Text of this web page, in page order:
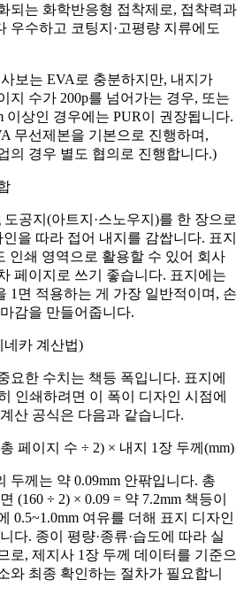
되는 화학반응형 접착제로, 접착력과
우수하고 코팅지·고평량 지류에도
보는 EVA로 충분하지만, 내지가
지 수가 200p를 넘어가는 경우, 또는
이상인 경우에는 PUR이 권장됩니다.
무선제본을 기본으로 진행하며,
의 경우 별도 협의로 진행합니다.)
도공지(아트지·스노우지)를 한 장으로
을 따라 접어 내지를 감쌉니다. 표지
인쇄 영역으로 활용할 수 있어 회사
페이지로 쓰기 좋습니다. 표지에는
1면 적용하는 게 가장 일반적이며, 손
감을 만들어줍니다.
네카 계산법)
요한 수치는 책등 폭입니다. 표지에
인쇄하려면 이 폭이 디자인 시점에
산 공식은 다음과 같습니다.
페이지 수 ÷ 2) × 내지 1장 두께(mm)
두께는 약 0.09mm 안팎입니다. 총
(160 ÷ 2) × 0.09 = 약 7.2mm 책등이
0.5~1.0mm 여유를 더해 표지 디자인
다. 종이 평량·종류·습도에 따라 실
로, 제지사 1장 두께 데이터를 기준으
와 최종 확인하는 절차가 필요합니